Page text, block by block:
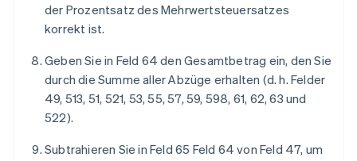
der Prozentsatz des Mehrwertsteuersatzes
korrekt ist.
Geben Sie in Feld 64 den Gesamtbetrag ein, den Sie
durch die Summe aller Abzüge erhalten (d. h. Felder
49, 513, 51, 521, 53, 55, 57, 59, 598, 61, 62, 63 und
522).
Subtrahieren Sie in Feld 65 Feld 64 von Feld 47, um